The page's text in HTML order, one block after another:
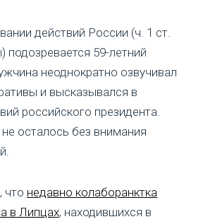
действий России (ч. 1 ст.
подозревается 59-летний
неоднократно озвучивал
и высказывался в
российского президента.
осталось без внимания
что недавно колаборанктка
в Липцах, находившихся в